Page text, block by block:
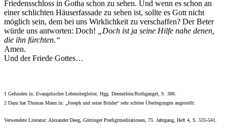
Friedensschloss in Gotha schon zu sehen. Und wenn es schon an
einer schlichten Häuserfassade zu sehen ist, sollte es Gott nicht
möglich sein, dem bei uns Wirklichkeit zu verschaffen? Der Beter
würde uns antworten: Doch! „Doch ist ja seine Hilfe nahe denen,
die ihn fürchten.“
Amen.
Und der Friede Gottes…
1 Gefunden in: Evangelischer Lebensbegleiter, Hgg. Dennerlein/Rothgangel, S. 306.
2 Dazu hat Thomas Mann in: „Joseph und seine Brüder“ sehr schöne Überlegungen angestellt.
Verwendete Literatur: Alexander Deeg, Göttinger Predigtmeditationen, 75. Jahrgang, Heft 4, S. 535-541.